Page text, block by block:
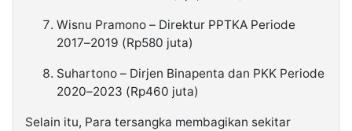
Wisnu Pramono – Direktur PPTKA Periode
2017–2019 (Rp580 juta)
Suhartono – Dirjen Binapenta dan PKK Periode
2020–2023 (Rp460 juta)
Selain itu, Para tersangka membagikan sekitar